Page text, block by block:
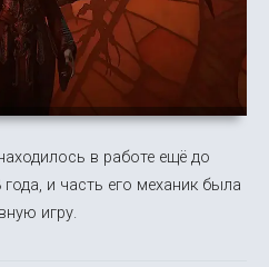
в работе ещё до
и часть его механик была
игру.